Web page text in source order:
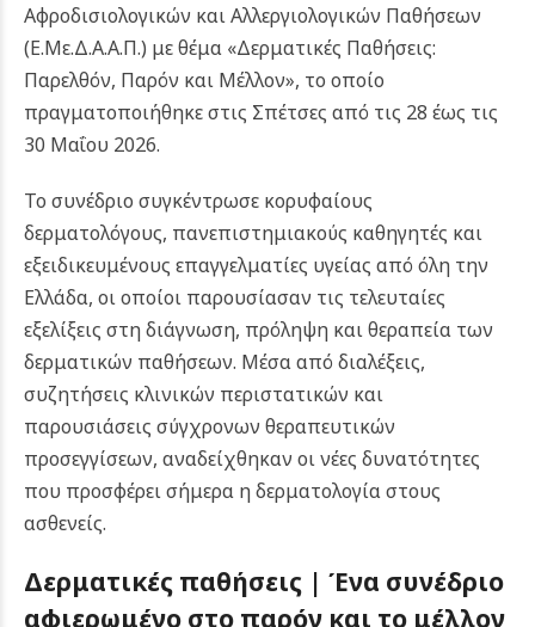
Αφροδισιολογικών και Αλλεργιολογικών Παθήσεων
(Ε.Με.Δ.Α.Α.Π.) με θέμα «Δερματικές Παθήσεις:
Παρελθόν, Παρόν και Μέλλον», το οποίο
πραγματοποιήθηκε στις Σπέτσες από τις 28 έως τις
30 Μαΐου 2026.
Το συνέδριο συγκέντρωσε κορυφαίους
δερματολόγους, πανεπιστημιακούς καθηγητές και
εξειδικευμένους επαγγελματίες υγείας από όλη την
Ελλάδα, οι οποίοι παρουσίασαν τις τελευταίες
εξελίξεις στη διάγνωση, πρόληψη και θεραπεία των
δερματικών παθήσεων. Μέσα από διαλέξεις,
συζητήσεις κλινικών περιστατικών και
παρουσιάσεις σύγχρονων θεραπευτικών
προσεγγίσεων, αναδείχθηκαν οι νέες δυνατότητες
που προσφέρει σήμερα η δερματολογία στους
ασθενείς.
Δερματικές παθήσεις | Ένα συνέδριο
αφιερωμένο στο παρόν και το μέλλον